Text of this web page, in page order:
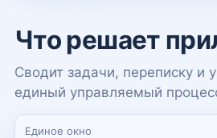
Что решает
Сводит задачи, переписку и
единый управляемый
Единое окно